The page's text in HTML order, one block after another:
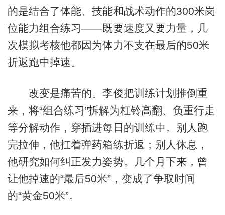
的是结合了体能、技能和战术动作的300米岗
位能力组合练习——既要速度又要力量，几
次模拟考核他都因为体力不支在最后的50米
折返跑中掉速。
改变是痛苦的。李俊把训练计划推倒重
来，将“组合练习”拆解为杠铃高翻、负重行走
等分解动作，穿插进每日的训练中。别人跑
完拉伸，他扛着弹药箱练折返；别人休息，
他研究如何纠正发力姿势。几个月下来，曾
让他掉速的“最后50米”，变成了争取时间
的“黄金50米”。